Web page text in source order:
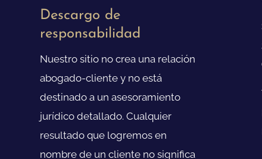
Descargo de
responsabilidad
Nuestro sitio no crea una relación
abogado-cliente y no está
destinado a un asesoramiento
jurídico detallado. Cualquier
resultado que logremos en
nombre de un cliente no significa